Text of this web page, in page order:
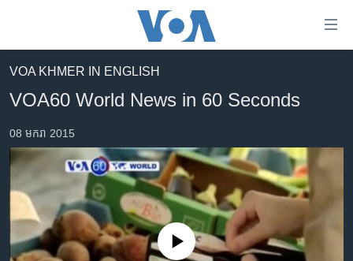
គេហទំព័រ​
រំលង​
និង​
ចូល​
ទៅ​​
ព័ត៌មាន​​
តែ​
ម្តង
អន្តរជាតិ
អាមេរិក
ចិន
ហេឡូវីអូអេ
កម្ពុជាច្នៃប្រតិដ្ឋ
ព្រឹត្តិការណ៍ព័ត៌មាន
VOA KHMER IN ENGLISH
VOA60 World News in 60 Seconds
08 មករា 2015
No media source currently available